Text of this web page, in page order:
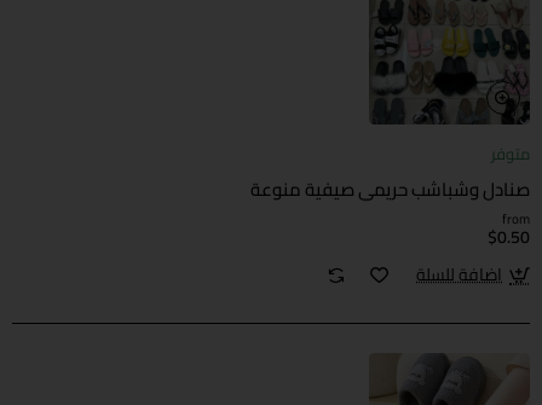
متوفر
صنادل وشباشب حريمي صيفية منوعة
from
$0.50
اضافة للسلة